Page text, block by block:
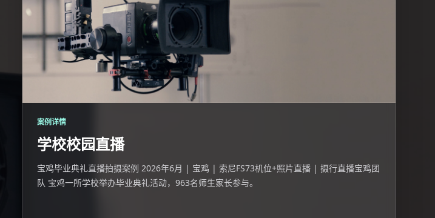
案例详情
学校校园直播
宝鸡毕业典礼直播拍摄案例 2026年6月 | 宝鸡 | 索尼FS73机位+照片直播 | 摄行直播宝鸡团
队 宝鸡一所学校举办毕业典礼活动，963名师生家长参与。